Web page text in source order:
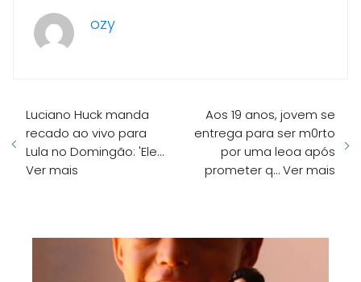
ozy
Luciano Huck manda
recado ao vivo para
Lula no Domingão: 'Ele…
Ver mais
Aos 19 anos, jovem se
entrega para ser m0rto
por uma leoa após
prometer q… Ver mais